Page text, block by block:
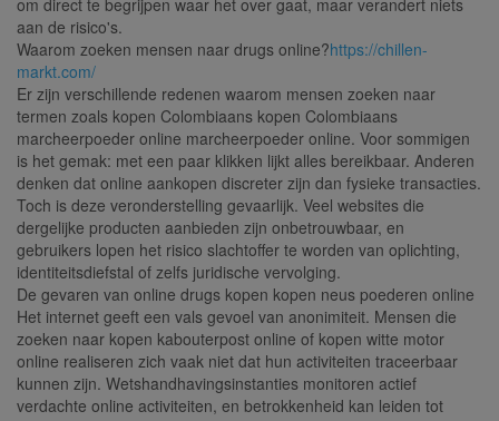
aan de risico's.
Waarom zoeken mensen naar drugs online?https://chillen-
markt.com/
Er zijn verschillende redenen waarom mensen zoeken naar
termen zoals kopen Colombiaans kopen Colombiaans
marcheerpoeder online marcheerpoeder online. Voor sommigen
is het gemak: met een paar klikken lijkt alles bereikbaar. Anderen
denken dat online aankopen discreter zijn dan fysieke transacties.
Toch is deze veronderstelling gevaarlijk. Veel websites die
dergelijke producten aanbieden zijn onbetrouwbaar, en
gebruikers lopen het risico slachtoffer te worden van oplichting,
identiteitsdiefstal of zelfs juridische vervolging.
De gevaren van online drugs kopen kopen neus poederen online
Het internet geeft een vals gevoel van anonimiteit. Mensen die
zoeken naar kopen kabouterpost online of kopen witte motor
online realiseren zich vaak niet dat hun activiteiten traceerbaar
kunnen zijn. Wetshandhavingsinstanties monitoren actief
verdachte online activiteiten, en betrokkenheid kan leiden tot